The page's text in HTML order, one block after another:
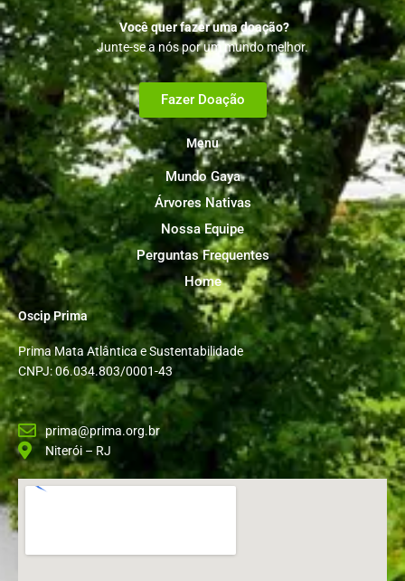
Você quer fazer uma doação?
Junte-se a nós por um mundo melhor.
Fazer Doação
Menu
Mundo Gaya
Árvores Nativas
Nossa Equipe
Perguntas Frequentes
Home
Oscip Prima
Prima Mata Atlântica e Sustentabilidade
CNPJ: 06.034.803/0001-43
prima@prima.org.br
Niterói – RJ